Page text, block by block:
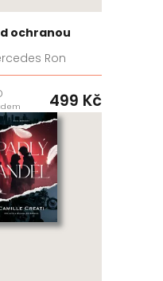
ochranou
Ron
499 Kč